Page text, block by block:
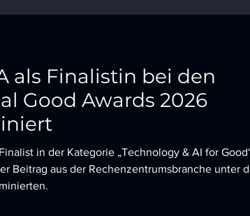
als Finalistin bei den
Good Awards 2026
in der Kategorie „Technology & AI for
Beitrag aus der Rechenzentrumsbranche unter